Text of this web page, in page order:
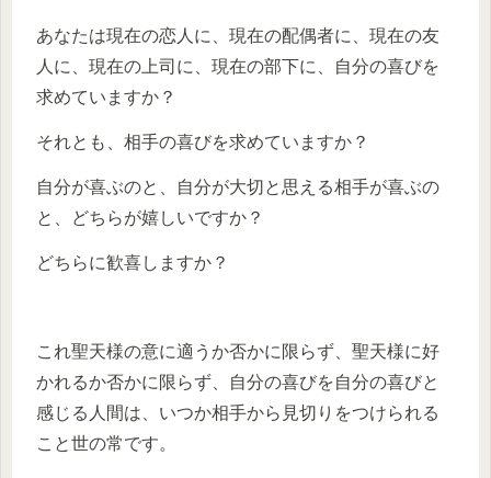
あなたは現在の恋人に、現在の配偶者に、現在の友
人に、現在の上司に、現在の部下に、自分の喜びを
求めていますか？
それとも、相手の喜びを求めていますか？
自分が喜ぶのと、自分が大切と思える相手が喜ぶの
と、どちらが嬉しいですか？
どちらに歓喜しますか？
これ聖天様の意に適うか否かに限らず、聖天様に好
かれるか否かに限らず、自分の喜びを自分の喜びと
感じる人間は、いつか相手から見切りをつけられる
こと世の常です。